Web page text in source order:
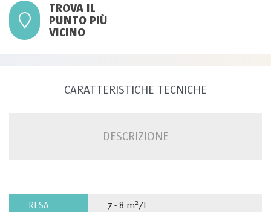
TROVA IL
PUNTO PIÙ
VICINO
CARATTERISTICHE TECNICHE
DESCRIZIONE
RESA 7 - 8 m²/L